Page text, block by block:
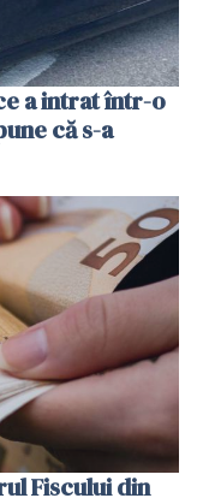
a intrat într-o
că s-a
Fiscului din